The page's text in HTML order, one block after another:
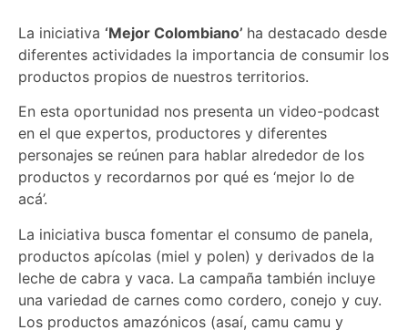
La iniciativa ‘Mejor Colombiano’ ha destacado desde
diferentes actividades la importancia de consumir los
productos propios de nuestros territorios.
En esta oportunidad nos presenta un video-podcast
en el que expertos, productores y diferentes
personajes se reúnen para hablar alrededor de los
productos y recordarnos por qué es ‘mejor lo de
acá’.
La iniciativa busca fomentar el consumo de panela,
productos apícolas (miel y polen) y derivados de la
leche de cabra y vaca. La campaña también incluye
una variedad de carnes como cordero, conejo y cuy.
Los productos amazónicos (asaí, camu camu y